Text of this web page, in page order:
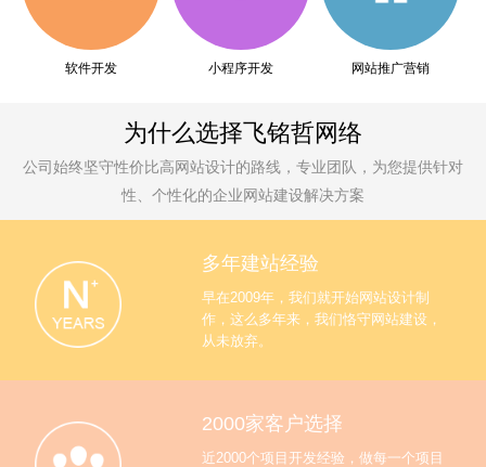
软件开发 小程序开发 网站推广营销
为什么选择飞铭哲网络
公司始终坚守性价比高网站设计的路线，专业团队，为您提供针对
性、个性化的企业网站建设解决方案
多年建站经验
早在2009年，我们就开始网站设计制
作，这么多年来，我们恪守网站建设，
从未放弃。
2000家客户选择
近2000个项目开发经验，做每一个项目